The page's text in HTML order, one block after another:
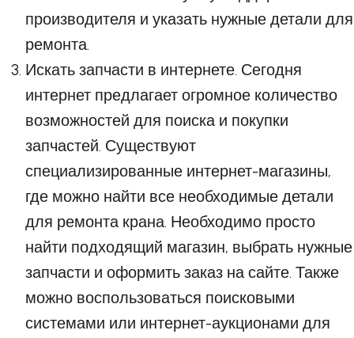
производителя и указать нужные детали для
ремонта.
Искать запчасти в интернете. Сегодня
интернет предлагает огромное количество
возможностей для поиска и покупки
запчастей. Существуют
специализированные интернет-магазины,
где можно найти все необходимые детали
для ремонта крана. Необходимо просто
найти подходящий магазин, выбрать нужные
запчасти и оформить заказ на сайте. Также
можно воспользоваться поисковыми
системами или интернет-аукционами для